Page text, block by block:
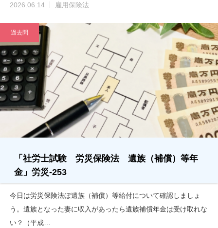
2026.06.14
雇用保険法
過去問
「社労士試験 労災保険法 遺族（補償）等年
金」労災-253
今日は労災保険法ぼ遺族（補償）等給付について確認しましょ
う。遺族となった妻に収入があったら遺族補償年金は受け取れな
い？（平成…